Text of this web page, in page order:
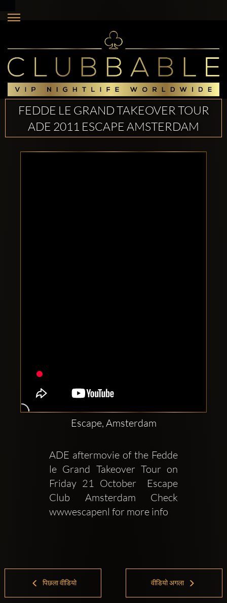
FEDDE LE GRAND TAKEOVER TOUR
ADE 2011 ESCAPE AMSTERDAM
Escape, Amsterdam
ADE aftermovie of the Fedde
le Grand Takeover Tour on
Friday 21 October  Escape
Club Amsterdam Check
wwwescapenl for more info
पिछला वीडियो वीडियो अगला